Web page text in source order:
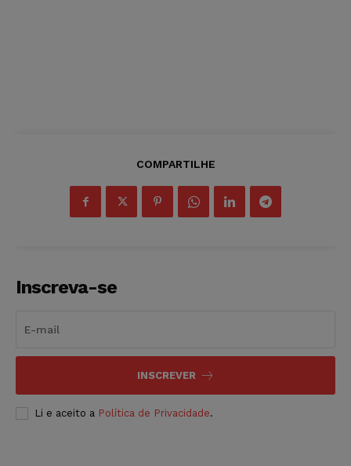
COMPARTILHE
Inscreva-se
INSCREVER
Li e aceito a Política de Privacidade.